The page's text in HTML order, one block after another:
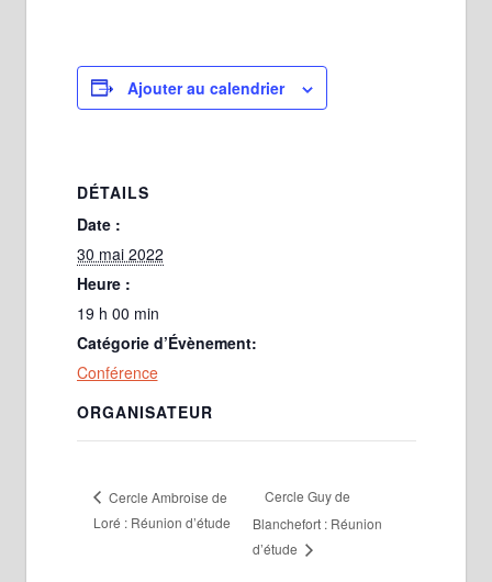
Ajouter au calendrier
DÉTAILS
Date :
30 mai 2022
Heure :
19 h 00 min
Catégorie d’Évènement:
Conférence
ORGANISATEUR
Cercle Ambroise de
Loré : Réunion d’étude
Cercle Guy de
Blanchefort : Réunion
d’étude